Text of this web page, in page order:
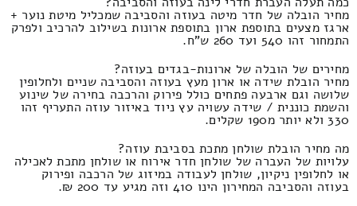
מחיר הובלה של חדר מיטה בעוזה והסביבה שמכליל מיטת נוער +
ארגז מצעים בתוספת ארון בתוספת ארונות בשילוב להרכיב ולפרק
התמחור זהו 540 ועד 260 ש"ח.
מחירים של הובלה של ארונות-בגדים בעוזה?
מחיר הובלת שידה או ארון מעץ בעוזה והסביבה שניים ולחלופין
שלושה וגם ארבעה פתחים כולל פירוק והרכבה בחירה של שינוע
והשמת כוננית / שידה עשויה עץ ניוד באיזור עוזה התעריף זהו
330 ולא יותר מ190 שקלים.
מה מחיר הובלת שולחן מתכת בסביבת עוזה?
עלויות של העברה של שולחן חדר אירוח או שולחן מתכת לאכילה
או לחלופין ניקיון, שולחן לעבודה במיזוג של הרכבה ופירוק
בעוזה והסביבה המחירון הינו 410 וזה מגיע עד 200 ₪.